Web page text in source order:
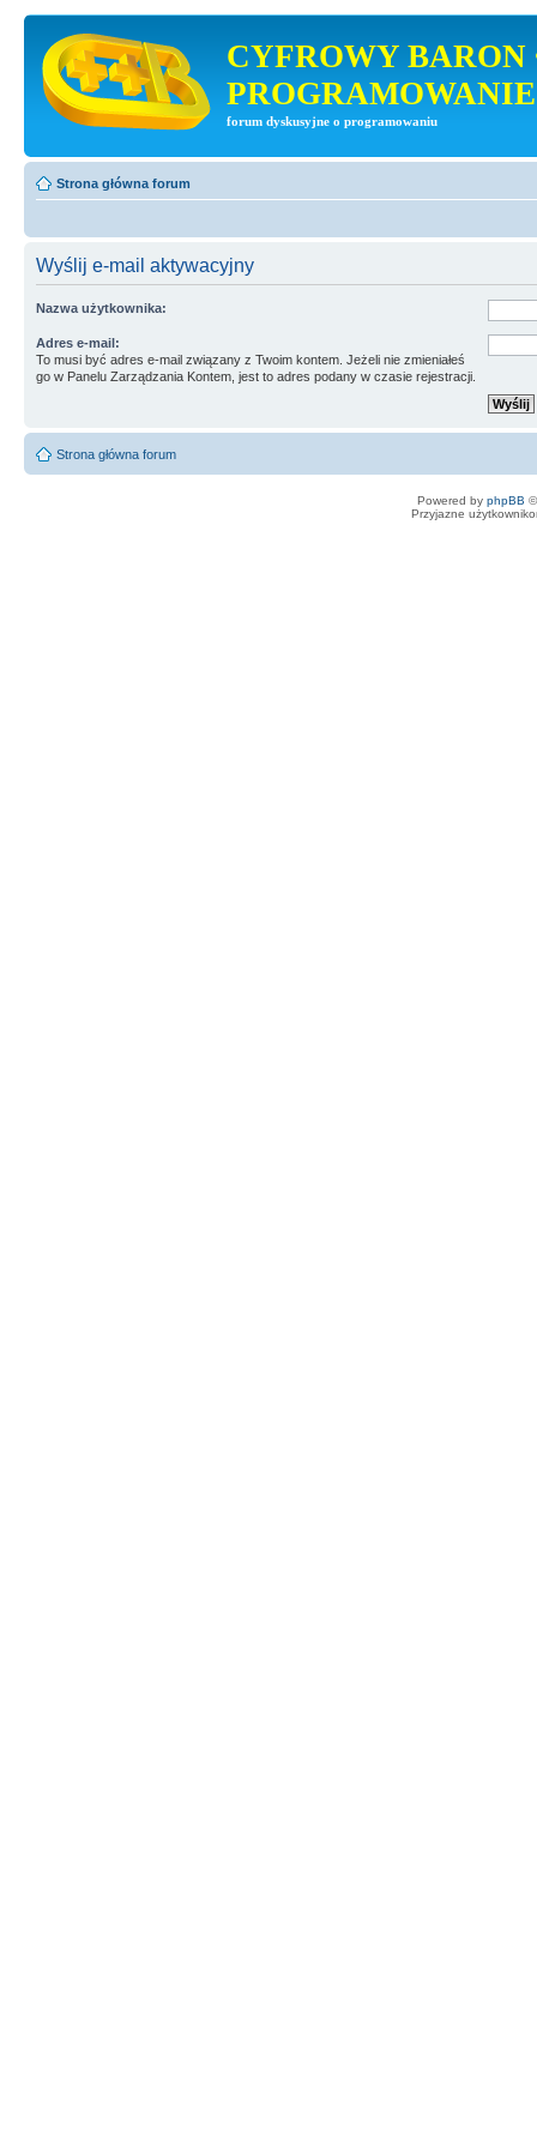
CYFROWY BARON
PROGRAMOWANIE
forum dyskusyjne o programowaniu
Strona główna forum
Wyślij e-mail aktywacyjny
Nazwa użytkownika:
Adres e-mail:
To musi być adres e-mail związany z Twoim kontem. Jeżeli nie zmieniałeś
go w Panelu Zarządzania Kontem, jest to adres podany w czasie rejestracji.
Strona główna forum
Powered by phpBB
Przyjazne